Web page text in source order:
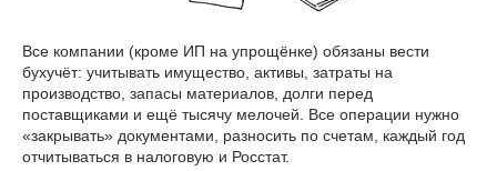
Все компании (кроме ИП на упрощёнке) обязаны вести
бухучёт: учитывать имущество, активы, затраты на
производство, запасы материалов, долги перед
поставщиками и ещё тысячу мелочей. Все операции нужно
«закрывать» документами, разносить по счетам, каждый год
отчитываться в налоговую и Росстат.